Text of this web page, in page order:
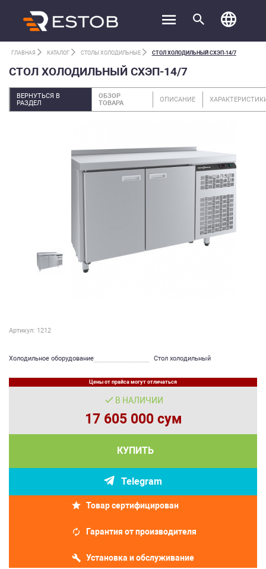
ГЛАВНАЯ КАТАЛОГ СТОЛЫ ХОЛОДИЛЬНЫЕ СТОЛ ХОЛОДИЛЬНЫЙ СХЭП-14/7
СТОЛ ХОЛОДИЛЬНЫЙ СХЭП-14/7
ВЕРНУТЬСЯ В
РАЗДЕЛ
ОБЗОР
ТОВАРА
ОПИСАНИЕ
Артикул: 1212
Холодильное оборудование Стол холодильный
Цены от прайса могут отличаться
В НАЛИЧИИ
17 605 000 сум
КУПИТЬ
Telegram
Товар сертифицирован
Гарантия от производителя
Установка и обслуживание